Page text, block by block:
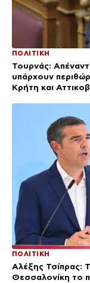
ΠΟΛΙΤΙΚΗ
Τουρνάς:
υπάρχουν
Κρήτη και
ΠΟΛΙΤΙΚΗ
Αλέξης Τσίπρας:
Θεσσαλονίκη το